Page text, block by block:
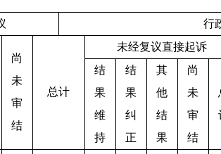
行
尚
未
审
结
总计
未经复议直接起诉
结
果
维
持
结
果
纠
正
其
他
结
果
尚
未
审
结